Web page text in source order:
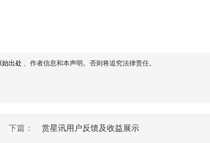
始出处 、作者信息和本声明。否则将追究法律责任。
下篇： 赏星讯用户反馈及收益展示